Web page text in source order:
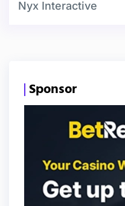
Nyx Interactive
Sponsor